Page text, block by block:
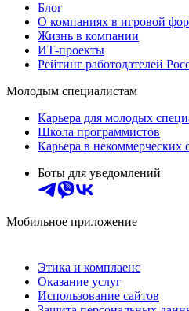
Блог
О компаниях в игровой
Жизнь в компании
ИТ-проекты
Рейтинг работодателей
Молодым специалистам
Карьера для молодых
Школа программистов
Карьера в некоммерческих
Боты для уведомлений
Мобильное приложение
Этика и комплаенс
Оказание услуг
Использование сайтов